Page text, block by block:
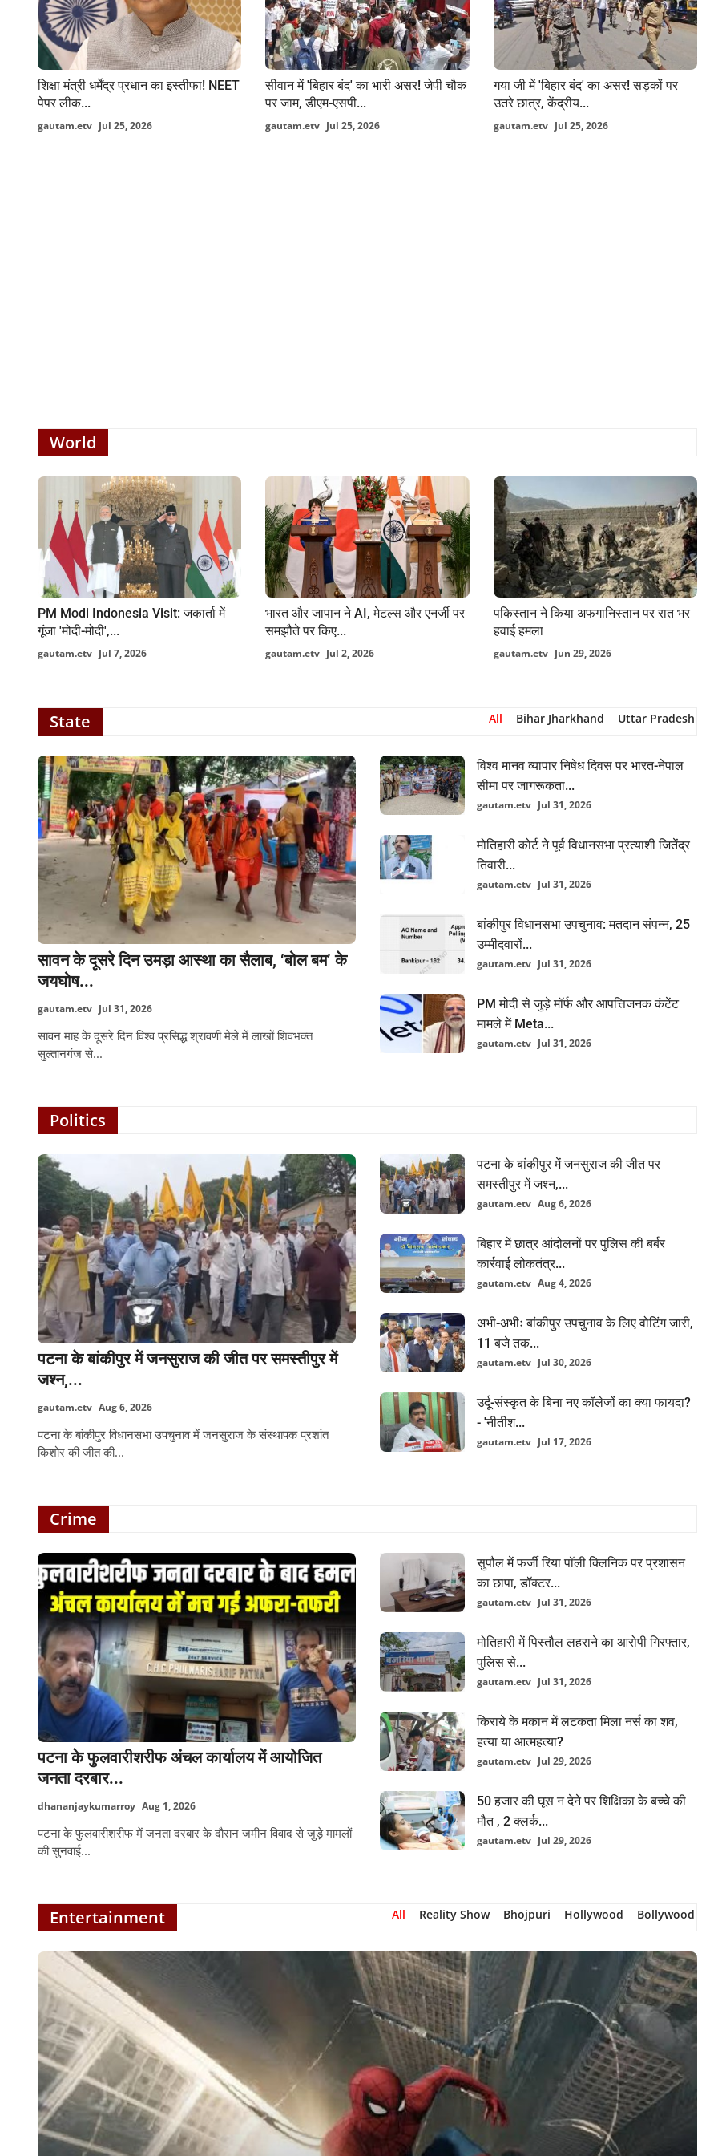
शिक्षा मंत्री धर्मेंद्र प्रधान का इस्तीफा! NEET
पेपर लीक...
gautam.etv Jul 25, 2026
सीवान में 'बिहार बंद' का भारी असर! जेपी चौक
पर जाम, डीएम-एसपी...
gautam.etv Jul 25, 2026
गया जी में 'बिहार बंद' का असर! सड़कों पर
उतरे छात्र, केंद्रीय...
gautam.etv Jul 25, 2026
World
PM Modi Indonesia Visit: जकार्ता में
गूंजा 'मोदी-मोदी',...
gautam.etv Jul 7, 2026
भारत और जापान ने AI, मेटल्स और एनर्जी पर
समझौते पर किए...
gautam.etv Jul 2, 2026
पकिस्तान ने किया अफगानिस्तान पर रात भर
हवाई हमला
gautam.etv Jun 29, 2026
State All Bihar Jharkhand Uttar Pradesh
सावन के दूसरे दिन उमड़ा आस्था का सैलाब, ‘बोल बम’ के
जयघोष...
gautam.etv Jul 31, 2026
सावन माह के दूसरे दिन विश्व प्रसिद्ध श्रावणी मेले में लाखों शिवभक्त
सुल्तानगंज से...
विश्व मानव व्यापार निषेध दिवस पर भारत-नेपाल
सीमा पर जागरूकता...
gautam.etv Jul 31, 2026
मोतिहारी कोर्ट ने पूर्व विधानसभा प्रत्याशी जितेंद्र
तिवारी...
gautam.etv Jul 31, 2026
बांकीपुर विधानसभा उपचुनाव: मतदान संपन्न, 25
उम्मीदवारों...
gautam.etv Jul 31, 2026
PM मोदी से जुड़े मॉर्फ और आपत्तिजनक कंटेंट
मामले में Meta...
gautam.etv Jul 31, 2026
Politics
पटना के बांकीपुर में जनसुराज की जीत पर समस्तीपुर में
जश्न,...
gautam.etv Aug 6, 2026
पटना के बांकीपुर विधानसभा उपचुनाव में जनसुराज के संस्थापक प्रशांत
किशोर की जीत की...
पटना के बांकीपुर में जनसुराज की जीत पर
समस्तीपुर में जश्न,...
gautam.etv Aug 6, 2026
बिहार में छात्र आंदोलनों पर पुलिस की बर्बर
कार्रवाई लोकतंत्र...
gautam.etv Aug 4, 2026
अभी-अभीः बांकीपुर उपचुनाव के लिए वोटिंग जारी,
11 बजे तक...
gautam.etv Jul 30, 2026
उर्दू-संस्कृत के बिना नए कॉलेजों का क्या फायदा?
- 'नीतीश...
gautam.etv Jul 17, 2026
Crime
पटना के फुलवारीशरीफ अंचल कार्यालय में आयोजित
जनता दरबार...
dhananjaykumarroy Aug 1, 2026
पटना के फुलवारीशरीफ में जनता दरबार के दौरान जमीन विवाद से जुड़े मामलों
की सुनवाई...
सुपौल में फर्जी रिया पॉली क्लिनिक पर प्रशासन
का छापा, डॉक्टर...
gautam.etv Jul 31, 2026
मोतिहारी में पिस्तौल लहराने का आरोपी गिरफ्तार,
पुलिस से...
gautam.etv Jul 31, 2026
किराये के मकान में लटकता मिला नर्स का शव,
हत्या या आत्महत्या?
gautam.etv Jul 29, 2026
50 हजार की घूस न देने पर शिक्षिका के बच्चे की
मौत , 2 क्लर्क...
gautam.etv Jul 29, 2026
Entertainment All Reality Show Bhojpuri Hollywood Bollywood
केंद्रीय बजट 2026-27 से उम्मीदें: बिहार ने मांगा बाढ़
राहत...
pragatisharma3959 Jan 10, 2026
केंद्रीय बजट 2026-27 से पहले बिहार सरकार ने केंद्र से 1 लाख करोड़
रुपये के ब्याज...